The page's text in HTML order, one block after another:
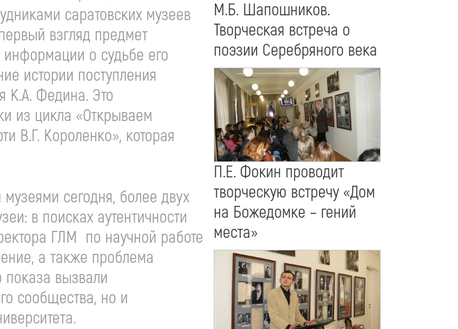
М.Б. Шапошников.
Творческая встреча о
поэзии Серебряного века
П.Е. Фокин проводит
творческую встречу «Дом
на Божедомке – гений
места»
саратовских музеев
взгляд предмет
информации о судьбе его
истории поступления
К.А. Федина. Это
из цикла «Открываем
В.Г. Короленко», которая
сегодня, более двух
в поисках аутентичности
ГЛМ по научной работе
а также проблема
показа вызвали
сообщества, но и